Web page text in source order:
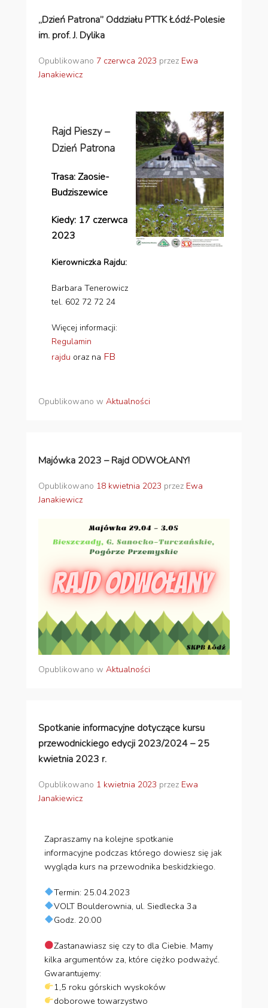
,,Dzień Patrona” Oddziału PTTK Łódź-Polesie
im. prof. J. Dylika
Opublikowano 7 czerwca 2023 przez Ewa
Janakiewicz
Rajd Pieszy–
Dzień Patrona
Trasa: Zaosie-
Budziszewice
Kiedy: 17 czerwca
2023
Kierowniczka Rajdu:
Barbara Tenerowicz
tel. 602 72 72 24
Więcej informacji:
Regulamin
rajdu oraz na FB
Opublikowano w Aktualności
Majówka 2023 – Rajd ODWOŁANY!
Opublikowano 18 kwietnia 2023 przez Ewa
Janakiewicz
Opublikowano w Aktualności
Spotkanie informacyjne dotyczące kursu
przewodnickiego edycji 2023/2024 – 25
kwietnia 2023 r.
Opublikowano 1 kwietnia 2023 przez Ewa
Janakiewicz
Zapraszamy na kolejne spotkanie
informacyjne podczas którego dowiesz się jak
wygląda kurs na przewodnika beskidzkiego.
Termin: 25.04.2023
VOLT Boulderownia, ul. Siedlecka 3a
Godz. 20:00
Zastanawiasz się czy to dla Ciebie. Mamy
kilka argumentów za, które ciężko podważyć.
Gwarantujemy:
1,5 roku górskich wyskoków
doborowe towarzystwo